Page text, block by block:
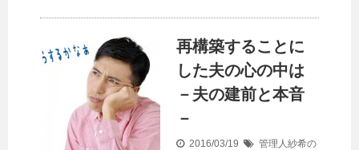
再構築することに
した夫の心の中は
－夫の建前と本音
－
2016/03/19
管理人紗希の